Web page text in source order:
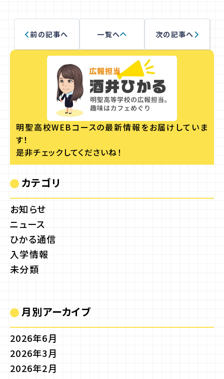
前の記事へ 一覧へ 次の記事へ
明聖高校WEBコースの最新情報をお届けしていま
す！
是非チェックしてくださいね！
カテゴリ
お知らせ
ニュース
ひかる通信
入学情報
未分類
月別アーカイブ
2026年6月
2026年3月
2026年2月